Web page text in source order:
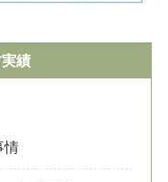
績
情